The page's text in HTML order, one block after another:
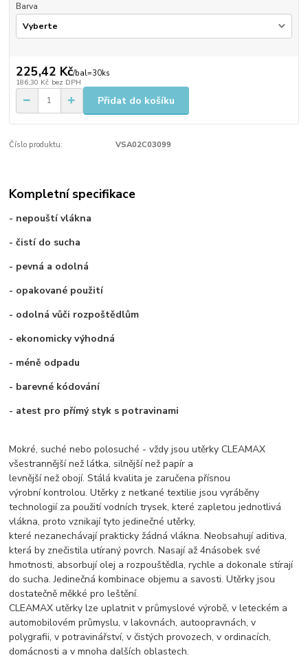
Barva
225,42 Kč/bal=30ks
186,30 Kč bez DPH
Přidat do košíku
Číslo produktu: VSA02C03099
Kompletní specifikace
- nepouští vlákna
- čistí do sucha
- pevná a odolná
- opakované použití
- odolná vůči rozpoštědlům
- ekonomicky výhodná
- méně odpadu
- barevné kódování
- atest pro přímý styk s potravinami
Mokré, suché nebo polosuché - vždy jsou utěrky CLEAMAX
všestrannější než látka, silnější než papír a
levnější než obojí. Stálá kvalita je zaručena přísnou
výrobní kontrolou. Utěrky z netkané textilie jsou vyráběny
technologií za použití vodních trysek, které zapletou jednotlivá
vlákna, proto vznikají tyto jedinečné utěrky,
které nezanechávají prakticky žádná vlákna. Neobsahují aditiva,
která by znečistila utíraný povrch. Nasají až 4násobek své
hmotnosti, absorbují olej a rozpouštědla, rychle a dokonale stírají
do sucha. Jedinečná kombinace objemu a savosti. Utěrky jsou
dostatečně měkké pro leštění.
CLEAMAX utěrky lze uplatnit v průmyslové výrobě, v leteckém a
automobilovém průmyslu, v lakovnách, autoopravnách, v
polygrafii, v potravinářství, v čistých provozech, v ordinacích,
domácnosti a v mnoha dalších oblastech.​